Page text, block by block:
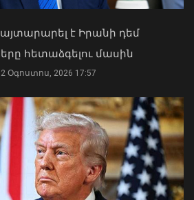
ճանապարհ են
Հրվ.
է օրենքի առաջ
է գործել, կամ
գործակալ
է Իրանի դեմ
հետաձգելու մասին
Օգոստոս, 2026 17:57